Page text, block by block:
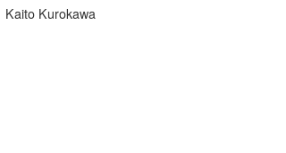
Kaito Kurokawa